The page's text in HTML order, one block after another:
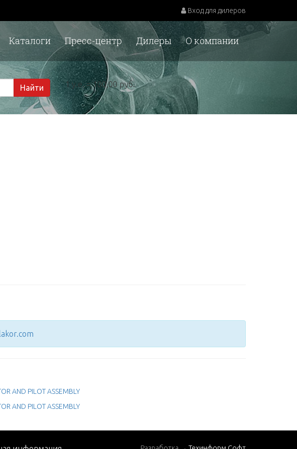
Вход для дилеров
О компании
Дилеры
Пресс-центр
Каталоги
Найти 1 у.е. = 100,00 руб.
AND PILOT ASSEMBLY
AND PILOT ASSEMBLY